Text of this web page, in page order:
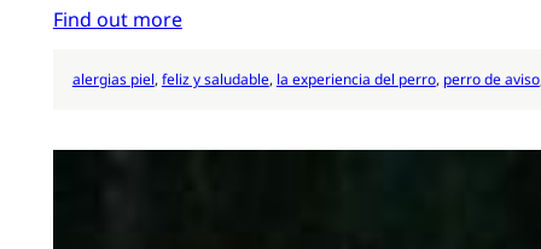
Find out more
alergias piel, feliz y saludable, la experiencia del perro, perro de aviso